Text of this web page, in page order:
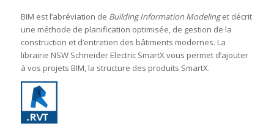
BIM est l’abréviation de Building Information Modelinget décrit
une méthode de planification optimisée, de gestion de la
construction et d’entretien des bâtiments modernes. La
librairie NSW Schneider Electric SmartX vous permet d’ajouter
à vos projets BIM, la structure des produits SmartX.